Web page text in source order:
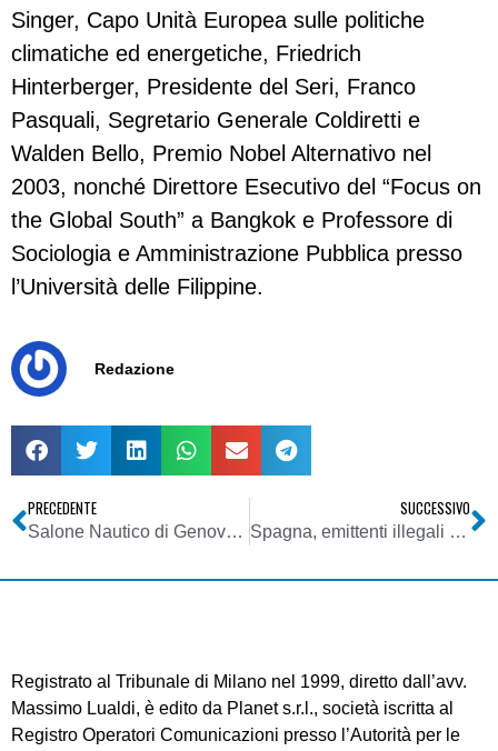
Singer, Capo Unità Europea sulle politiche
climatiche ed energetiche, Friedrich
Hinterberger, Presidente del Seri, Franco
Pasquali, Segretario Generale Coldiretti e
Walden Bello, Premio Nobel Alternativo nel
2003, nonché Direttore Esecutivo del “Focus on
the Global South” a Bangkok e Professore di
Sociologia e Amministrazione Pubblica presso
l’Università delle Filippine.
Redazione
PRECEDENTE
Salone Nautico di Genova – Radio Monte Carlo lancia “RMC MARINE”, un’esclusiva webradio dedicata al mondo della nautica
SUCCESSIVO
Spagna, emittenti illegali a rischio chiusura
Registrato al Tribunale di Milano nel 1999, diretto dall’avv.
Massimo Lualdi, è edito da Planet s.r.l., società iscritta al
Registro Operatori Comunicazioni presso l’Autorità per le